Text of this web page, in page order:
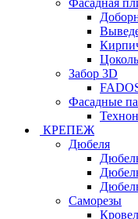
Фасадная
Забор 3D
Фасадные
КРЕПЕЖ
Дюбеля
Саморезы